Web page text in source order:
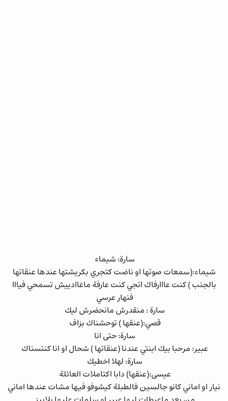
سارة: شيماء
شيماء:(سمعات صوتها او ناضت كتجري بكريشتها عندها عنقاتها
بالجنب ) كنت عااارفاك اتجي كنت عارفة ماغاادييش تسمحي فيااا
فنهار عرسي
سارة : منقدرش مانحضرش ليك
قصي:(عنقها ) توحشناك بزاف
سارة: حتى انا
عبير: مرحبا بيك ابنتي عندنا (عنقاتها ) شحال او انا كنتسناك
سارة: لهلا اخطيك
عيسى:(عنقها) دابا اكتاملات العائلة
نيار او اماني كانو جالسين فالطبلة كيشوفو فيها مشات عندها اماني